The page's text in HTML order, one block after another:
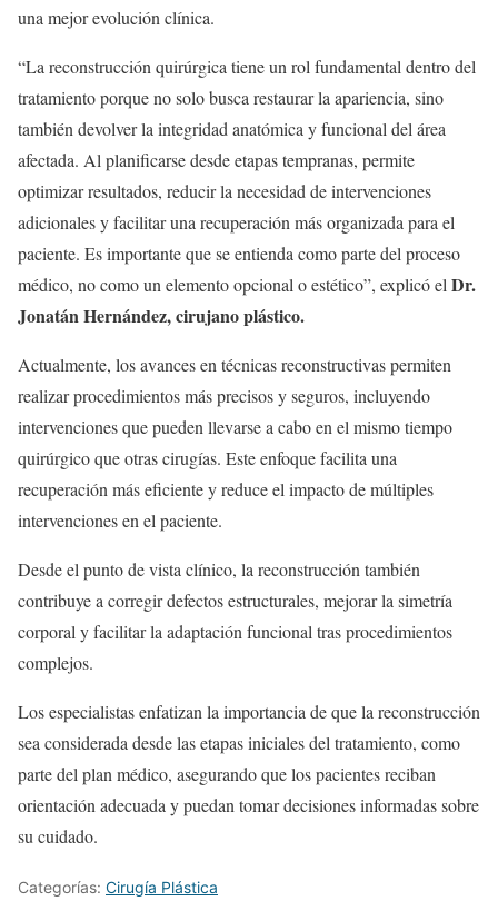
una mejor evolución clínica.
“La reconstrucción quirúrgica tiene un rol fundamental dentro del
tratamiento porque no solo busca restaurar la apariencia, sino
también devolver la integridad anatómica y funcional del área
afectada. Al planificarse desde etapas tempranas, permite
optimizar resultados, reducir la necesidad de intervenciones
adicionales y facilitar una recuperación más organizada para el
paciente. Es importante que se entienda como parte del proceso
médico, no como un elemento opcional o estético”, explicó elDr.
Jonatán Hernández, cirujano plástico.
Actualmente, los avances en técnicas reconstructivas permiten
realizar procedimientos más precisos y seguros, incluyendo
intervenciones que pueden llevarse a cabo en el mismo tiempo
quirúrgico que otras cirugías. Este enfoque facilita una
recuperación más eficiente y reduce el impacto de múltiples
intervenciones en el paciente.
Desde el punto de vista clínico, la reconstrucción también
contribuye a corregir defectos estructurales, mejorar la simetría
corporal y facilitar la adaptación funcional tras procedimientos
complejos.
Los especialistas enfatizan la importancia de que la reconstrucción
sea considerada desde las etapas iniciales del tratamiento, como
parte del plan médico, asegurando que los pacientes reciban
orientación adecuada y puedan tomar decisiones informadas sobre
su cuidado.
Categorías: Cirugía Plástica